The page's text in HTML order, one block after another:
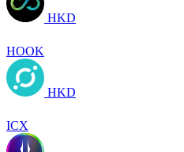
HKD
HOOK
HKD
ICX